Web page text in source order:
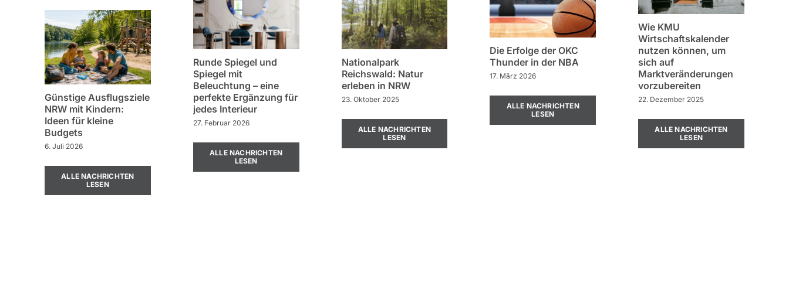
Günstige Ausflugsziele
NRW mit Kindern:
Ideen für kleine
Budgets
6. Juli 2026
ALLE NACHRICHTEN
LESEN
Runde Spiegel und
Spiegel mit
Beleuchtung – eine
perfekte Ergänzung für
jedes Interieur
27. Februar 2026
ALLE NACHRICHTEN
LESEN
Nationalpark
Reichswald: Natur
erleben in NRW
23. Oktober 2025
ALLE NACHRICHTEN
LESEN
Die Erfolge der OKC
Thunder in der NBA
17. März 2026
ALLE NACHRICHTEN
LESEN
Wie KMU
Wirtschaftskalender
nutzen können, um
sich auf
Marktveränderungen
vorzubereiten
22. Dezember 2025
ALLE NACHRICHTEN
LESEN